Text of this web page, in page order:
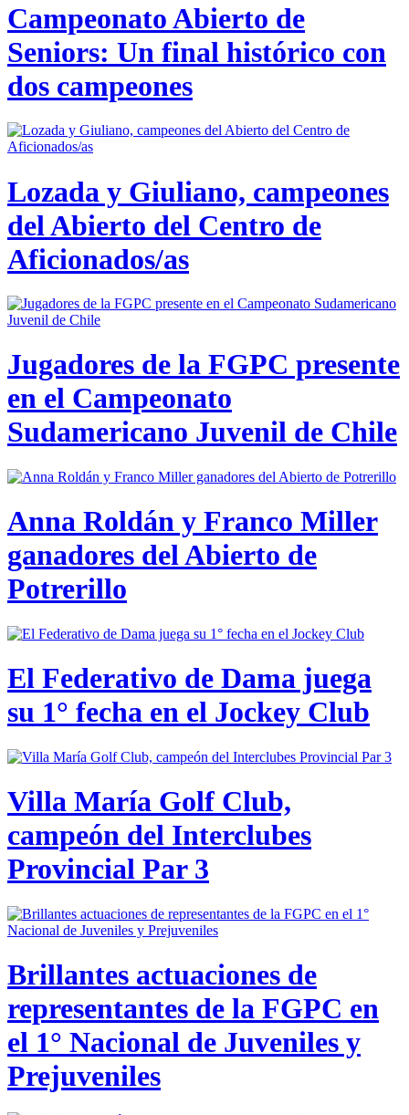
Campeonato Abierto de
Seniors: Un final histórico con
dos campeones
Lozada y Giuliano, campeones
del Abierto del Centro de
Aficionados/as
Jugadores de la FGPC presente
en el Campeonato
Sudamericano Juvenil de Chile
Anna Roldán y Franco Miller
ganadores del Abierto de
Potrerillo
El Federativo de Dama juega
su 1° fecha en el Jockey Club
Villa María Golf Club,
campeón del Interclubes
Provincial Par 3
Brillantes actuaciones de
representantes de la FGPC en
el 1° Nacional de Juveniles y
Prejuveniles